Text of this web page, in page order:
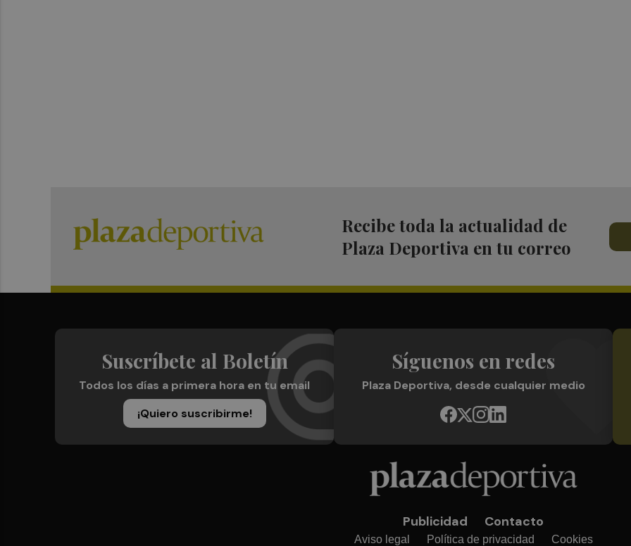
Recibe toda la actualidad de
Plaza Deportiva en tu correo
Suscríbete al Boletín
Todos los días a primera hora en tu email
¡Quiero suscribirme!
Síguenos en redes
Plaza Deportiva, desde cualquier medio
Publicidad Contacto
Aviso legal Política de privacidad Cookies